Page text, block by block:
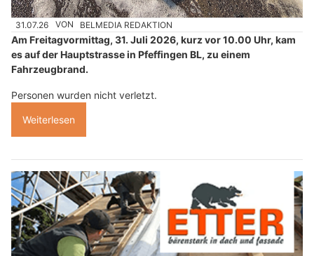
31.07.26 VON BELMEDIA REDAKTION
Am Freitagvormittag, 31. Juli 2026, kurz vor 10.00 Uhr, kam
es auf der Hauptstrasse in Pfeffingen BL, zu einem
Fahrzeugbrand.
Personen wurden nicht verletzt.
Weiterlesen